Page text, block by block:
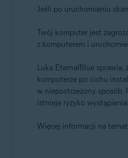
Jeśli po uruchomieniu
Twój komputer jest
z komputerem i
Luka EternalBlue sprawia,
komputerze po cichu
w niepostrzeżony sposób.
istnieje ryzyko
Więcej informacji na